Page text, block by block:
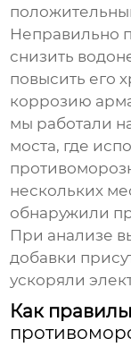
Неправильно
снизить
повысить его
коррозию
мы работали
моста, где
нескольких
обнаружили
При анализе
добавки
ускоряли
Как